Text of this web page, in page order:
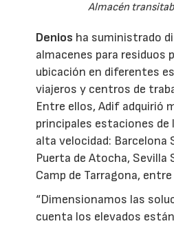
Almacén
Denios ha suministrado
almacenes para residuos
ubicación en diferentes
viajeros y centros de
Entre ellos, Adif adquirió
principales estaciones de
alta velocidad: Barcelona
Puerta de Atocha, Sevilla
Camp de Tarragona,
“Dimensionamos las
cuenta los elevados